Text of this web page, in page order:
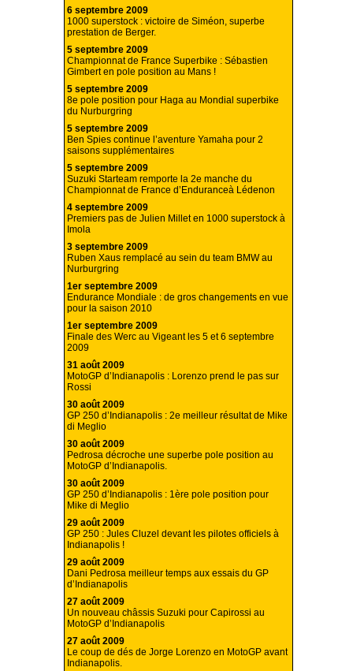
6 septembre 2009
1000 superstock : victoire de Siméon, superbe
prestation de Berger.
5 septembre 2009
Championnat de France Superbike : Sébastien
Gimbert en pole position au Mans !
5 septembre 2009
8e pole position pour Haga au Mondial superbike
du Nurburgring
5 septembre 2009
Ben Spies continue l’aventure Yamaha pour 2
saisons supplémentaires
5 septembre 2009
Suzuki Starteam remporte la 2e manche du
Championnat de France d’Enduranceà Lédenon
4 septembre 2009
Premiers pas de Julien Millet en 1000 superstock à
Imola
3 septembre 2009
Ruben Xaus remplacé au sein du team BMW au
Nurburgring
1er septembre 2009
Endurance Mondiale : de gros changements en vue
pour la saison 2010
1er septembre 2009
Finale des Werc au Vigeant les 5 et 6 septembre
2009
31 août 2009
MotoGP d’Indianapolis : Lorenzo prend le pas sur
Rossi
30 août 2009
GP 250 d’Indianapolis : 2e meilleur résultat de Mike
di Meglio
30 août 2009
Pedrosa décroche une superbe pole position au
MotoGP d’Indianapolis.
30 août 2009
GP 250 d’Indianapolis : 1ère pole position pour
Mike di Meglio
29 août 2009
GP 250 : Jules Cluzel devant les pilotes officiels à
Indianapolis !
29 août 2009
Dani Pedrosa meilleur temps aux essais du GP
d’Indianapolis
27 août 2009
Un nouveau châssis Suzuki pour Capirossi au
MotoGP d’Indianapolis
27 août 2009
Le coup de dés de Jorge Lorenzo en MotoGP avant
Indianapolis.